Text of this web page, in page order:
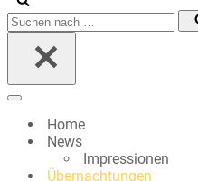
Suchen
nach …
Navigationsmenü
Home
News
Impressionen
Übernachtungen